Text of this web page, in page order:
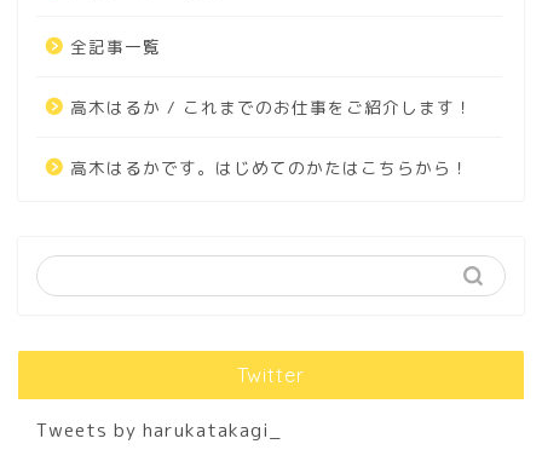
全記事一覧
高木はるか / これまでのお仕事をご紹介します！
高木はるかです。はじめてのかたはこちらから！
Twitter
Tweets by harukatakagi_